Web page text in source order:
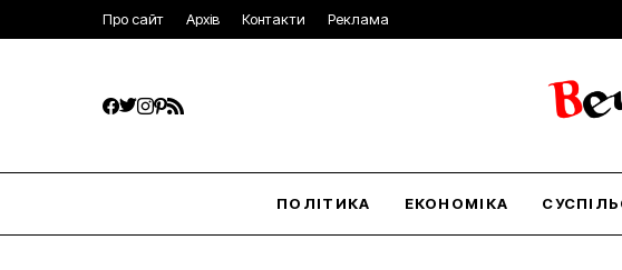
Про сайт Архів Контакти Реклама
ПОЛІТИКА ЕКОНОМІКА